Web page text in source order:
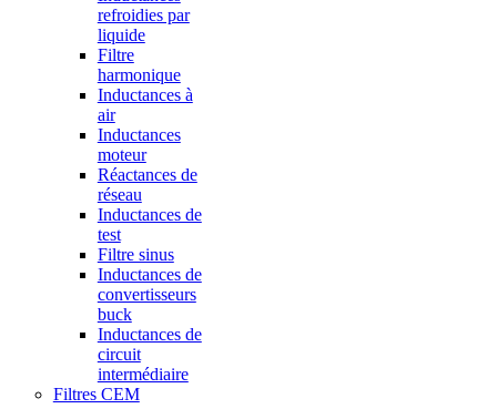
refroidies par
liquide
Filtre
harmonique
Inductances à
air
Inductances
moteur
Réactances de
réseau
Inductances de
test
Filtre sinus
Inductances de
convertisseurs
buck
Inductances de
circuit
intermédiaire
Filtres CEM